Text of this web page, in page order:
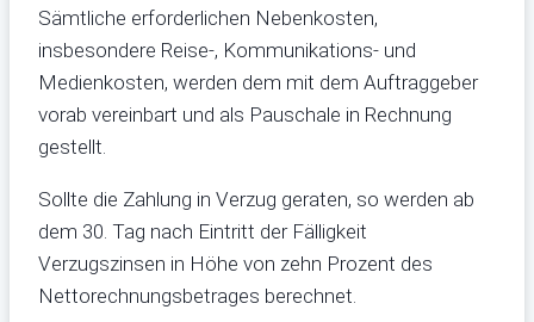
Sämtliche erforderlichen Nebenkosten,
insbesondere Reise-, Kommunikations- und
Medienkosten, werden dem mit dem Auftraggeber
vorab vereinbart und als Pauschale in Rechnung
gestellt.
Sollte die Zahlung in Verzug geraten, so werden ab
dem 30. Tag nach Eintritt der Fälligkeit
Verzugszinsen in Höhe von zehn Prozent des
Nettorechnungsbetrages berechnet.